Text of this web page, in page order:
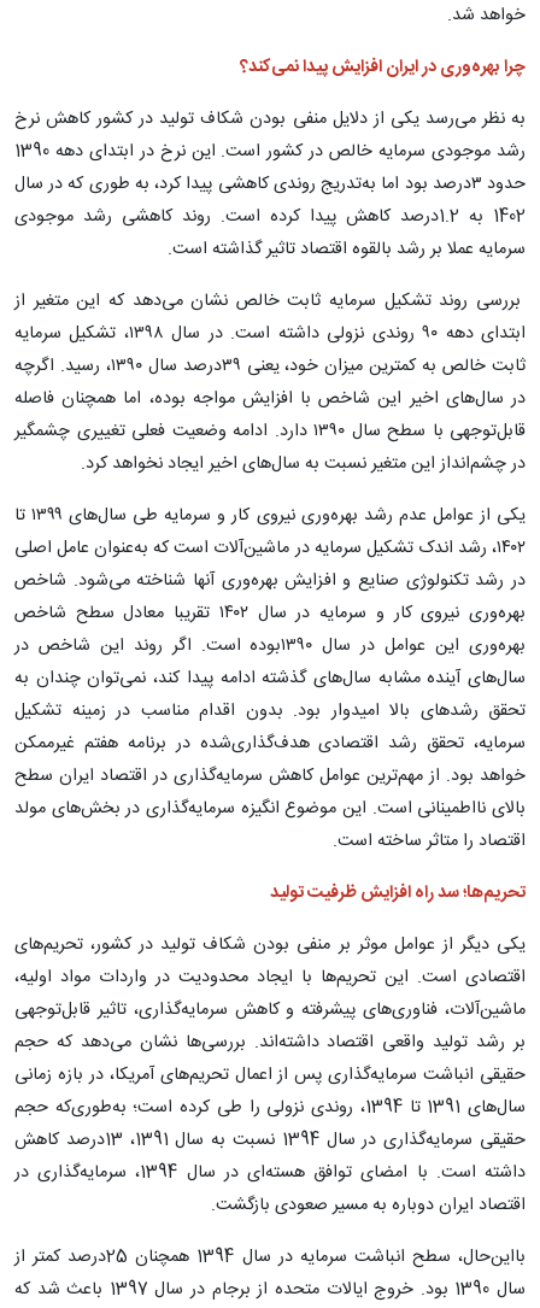
خواهد شد.
چرا بهره‌وری در ایران افزایش پیدا نمی‌کند؟
به نظر می‌رسد یکی از دلایل منفی بودن شکاف تولید در کشور کاهش نرخ
رشد موجودی سرمایه خالص در کشور است. این نرخ در ابتدای دهه 1390
حدود ۳درصد بود اما به‌تدریج روندی کاهشی پیدا کرد، به طوری که در سال
1402 به 1.2درصد کاهش پیدا کرده است. روند کاهشی رشد موجودی
سرمایه عملا بر رشد بالقوه اقتصاد تاثیر گذاشته است.
بررسی روند تشکیل سرمایه ثابت خالص نشان می‌دهد که این متغیر از
ابتدای دهه ۹۰ روندی نزولی داشته است. در سال ۱۳۹۸، تشکیل سرمایه
ثابت خالص به کمترین میزان خود، یعنی ۳۹درصد سال ۱۳۹۰، رسید. اگرچه
در سال‌های اخیر این شاخص با افزایش مواجه بوده، اما همچنان فاصله
قابل‌توجهی با سطح سال ۱۳۹۰ دارد. ادامه وضعیت فعلی تغییری چشمگیر
در چشم‌انداز این متغیر نسبت به سال‌های اخیر ایجاد نخواهد کرد.
یکی از عوامل عدم رشد بهره‌وری نیروی کار و سرمایه طی سال‌های ۱۳۹۹ تا
۱۴۰۲، رشد اندک تشکیل سرمایه در ماشین‌آلات است که به‌عنوان عامل اصلی
در رشد تکنولوژی صنایع و افزایش بهره‌وری آنها شناخته می‌شود. شاخص
بهره‌وری نیروی کار و سرمایه در سال ۱۴۰۲ تقریبا معادل سطح شاخص
بهره‌وری این عوامل در سال ۱۳۹۰بوده است. اگر روند این شاخص در
سال‌های آینده مشابه سال‌های گذشته ادامه پیدا کند، نمی‌توان چندان به
تحقق رشدهای بالا امیدوار بود. بدون اقدام مناسب در زمینه تشکیل
سرمایه، تحقق رشد اقتصادی هدف‌گذاری‌شده در برنامه هفتم غیرممکن
خواهد بود. از مهم‌ترین عوامل کاهش سرمایه‌گذاری در اقتصاد ایران سطح
بالای نااطمینانی است. این موضوع انگیزه سرمایه‌گذاری در بخش‌های مولد
اقتصاد را متاثر ساخته است.
تحریم‌ها؛ سد راه افزایش ظرفیت تولید
یکی دیگر از عوامل موثر بر منفی بودن شکاف تولید در کشور، تحریم‌های
اقتصادی است. این تحریم‌ها با ایجاد محدودیت در واردات مواد اولیه،
ماشین‌آلات، فناوری‌های پیشرفته و کاهش سرمایه‌گذاری، تاثیر قابل‌توجهی
بر رشد تولید واقعی اقتصاد داشته‌اند. بررسی‌ها نشان می‌دهد که حجم
حقیقی انباشت سرمایه‌گذاری پس از اعمال تحریم‌های آمریکا، در بازه زمانی
سال‌های 1391 تا 1394، روندی نزولی را طی کرده است؛ به‌طوری‌که حجم
حقیقی سرمایه‌گذاری در سال 1394 نسبت به سال 1391، 13درصد کاهش
داشته است. با امضای توافق هسته‌ای در سال 1394، سرمایه‌گذاری در
اقتصاد ایران دوباره به مسیر صعودی بازگشت.
بااین‌حال، سطح انباشت سرمایه در سال 1394 همچنان 25درصد کمتر از
سال 1390 بود. خروج ایالات متحده از برجام در سال 1397 باعث شد که